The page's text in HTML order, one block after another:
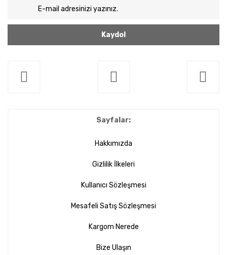
Kaydol
Sayfalar:
Hakkımızda
Gizlilik İlkeleri
Kullanıcı Sözleşmesi
Mesafeli Satış Sözleşmesi
Kargom Nerede
Bize Ulaşın